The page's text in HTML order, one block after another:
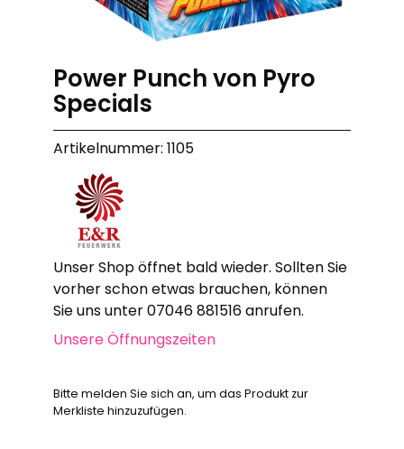
Power Punch von Pyro
Specials
Artikelnummer: 1105
Unser Shop öffnet bald wieder. Sollten Sie
vorher schon etwas brauchen, können
Sie uns unter 07046 881516 anrufen.
Unsere Öffnungszeiten
Bitte melden Sie sich an, um das Produkt zur
Merkliste hinzuzufügen.